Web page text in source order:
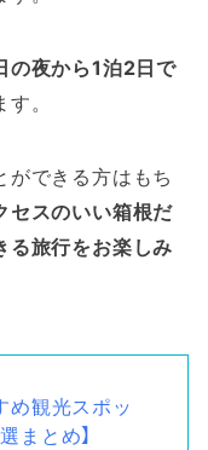
の夜から1泊2日で
。
ができる方はもち
セスのいい箱根だ
る旅行をお楽しみ
め観光スポッ
まとめ】